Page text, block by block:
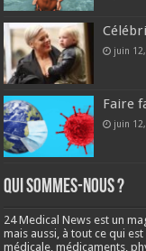
juin
Faire
juin
Qui sommes-nous ?
24 Medical News est un
mais aussi, à tout ce qui
médicale, médicaments,